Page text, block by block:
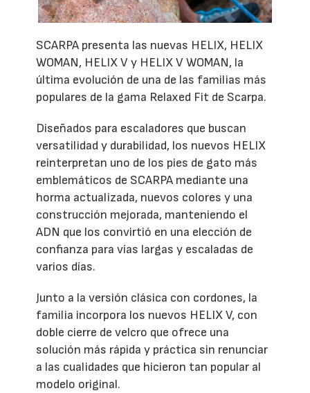
SCARPA presenta las nuevas HELIX, HELIX
WOMAN, HELIX V y HELIX V WOMAN, la
última evolución de una de las familias más
populares de la gama Relaxed Fit de Scarpa.
Diseñados para escaladores que buscan
versatilidad y durabilidad, los nuevos HELIX
reinterpretan uno de los pies de gato más
emblemáticos de SCARPA mediante una
horma actualizada, nuevos colores y una
construcción mejorada, manteniendo el
ADN que los convirtió en una elección de
confianza para vías largas y escaladas de
varios días.
Junto a la versión clásica con cordones, la
familia incorpora los nuevos HELIX V, con
doble cierre de velcro que ofrece una
solución más rápida y práctica sin renunciar
a las cualidades que hicieron tan popular al
modelo original.